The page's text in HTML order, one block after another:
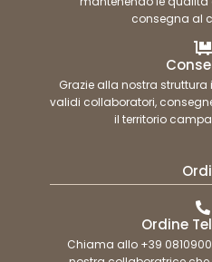
consegna al
Grazie alla nostra
validi collaboratori,
il territorio
Ordine
Chiama allo +39